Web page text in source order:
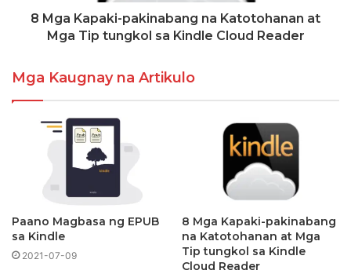
8 Mga Kapaki-pakinabang na Katotohanan at
Mga Tip tungkol sa Kindle Cloud Reader
Mga Kaugnay na Artikulo
Paano Magbasa ng EPUB
sa Kindle
2021-07-09
8 Mga Kapaki-pakinabang
na Katotohanan at Mga
Tip tungkol sa Kindle
Cloud Reader